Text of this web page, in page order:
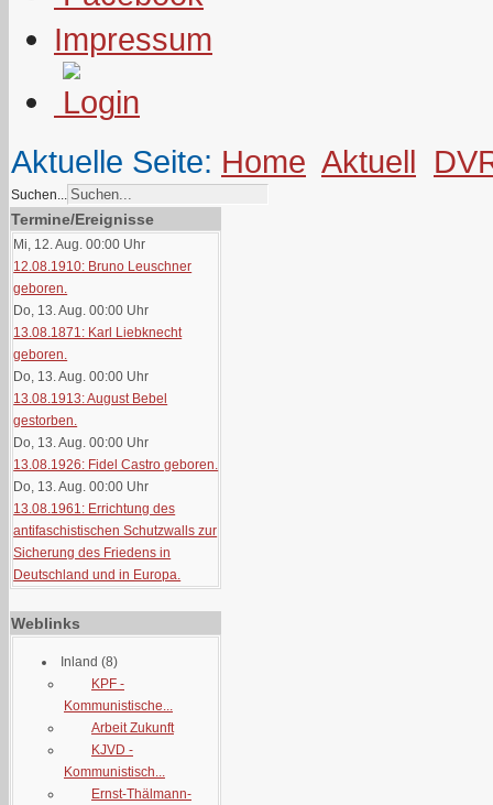
Impressum
Aktuelle Seite: Home Aktuell
Suchen...
Termine/Ereignisse
Mi, 12. Aug. 00:00 Uhr
12.08.1910: Bruno Leuschner
geboren.
Do, 13. Aug. 00:00 Uhr
13.08.1871: Karl Liebknecht
geboren.
Do, 13. Aug. 00:00 Uhr
13.08.1913: August Bebel
gestorben.
Do, 13. Aug. 00:00 Uhr
13.08.1926: Fidel Castro geboren.
Do, 13. Aug. 00:00 Uhr
13.08.1961: Errichtung des
antifaschistischen Schutzwalls zur
Sicherung des Friedens in
Deutschland und in Europa.
Weblinks
Inland (8)
KPF -
Kommunistische...
Arbeit Zukunft
KJVD -
Kommunistisch...
Ernst-Thälmann-